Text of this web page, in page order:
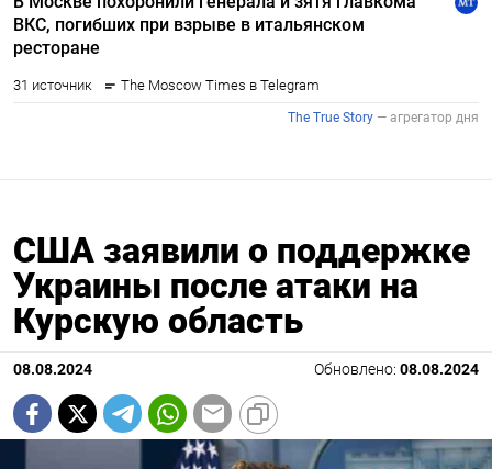
США заявили о поддержке
Украины после атаки на
Курскую область
08.08.2024 Обновлено: 08.08.2024